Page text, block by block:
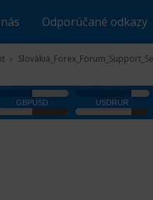
Odporúčané odkazy